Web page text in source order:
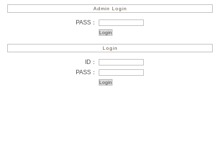
Admin Login
PASS：
Login
ID：
PASS：